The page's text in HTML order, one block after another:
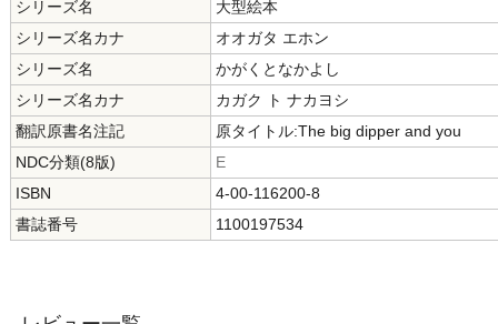
シリーズ名
大型絵本
シリーズ名カナ
オオガタ エホン
シリーズ名
かがくとなかよし
シリーズ名カナ
カガク ト ナカヨシ
翻訳原書名注記
原タイトル:The big dipper and you
NDC分類(8版)
E
ISBN
4-00-116200-8
書誌番号
1100197534